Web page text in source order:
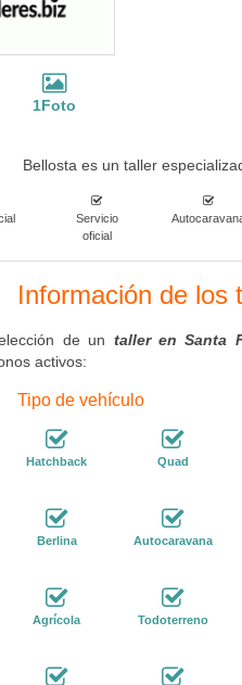
1Foto
Bellosta es un taller
Servicio
oficial
Información de los
de un taller en Santa
activos:
Tipo de vehículo
Hatchback Quad
Berlina Autocaravana
Agrícola Todoterreno